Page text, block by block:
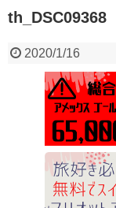
th_DSC09368
2020/1/16